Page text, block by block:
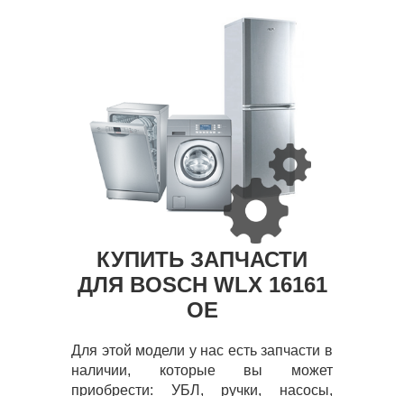
КУПИТЬ ЗАПЧАСТИ
ДЛЯ BOSCH WLX 16161
OE
Для этой модели у нас есть запчасти в
наличии, которые вы может
приобрести: УБЛ, ручки, насосы,